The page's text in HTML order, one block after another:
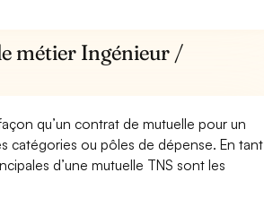
métier Ingénieur /
qu’un contrat de mutuelle pour un
catégories ou pôles de dépense. En tant
d’une mutuelle TNS sont les